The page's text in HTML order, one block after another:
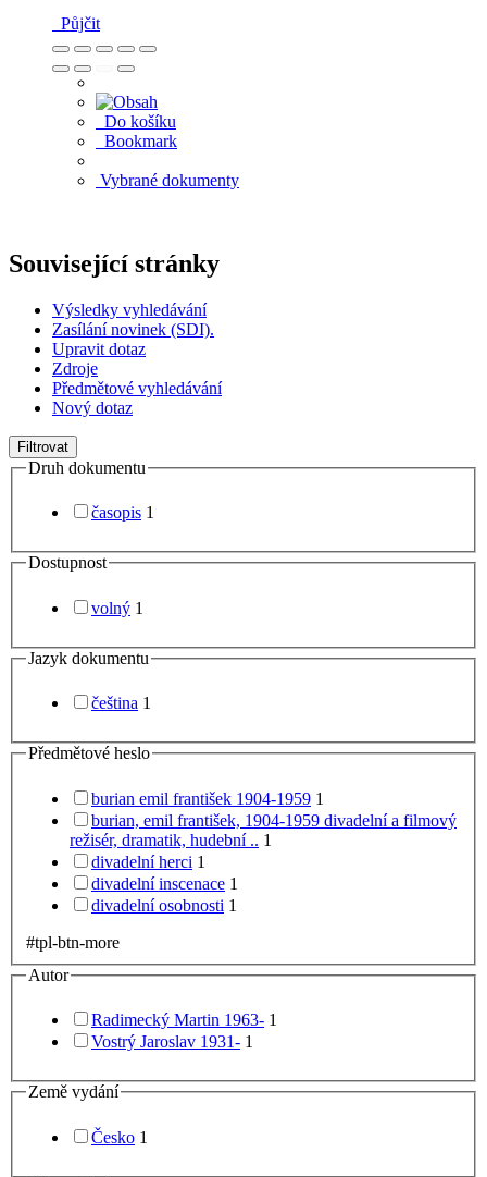
Půjčit
Do košíku
Bookmark
Vybrané dokumenty
Související stránky
Výsledky vyhledávání
Zasílání novinek (SDI).
Upravit dotaz
Zdroje
Předmětové vyhledávání
Nový dotaz
Filtrovat
Druh dokumentu
časopis 1
Dostupnost
volný 1
Jazyk dokumentu
čeština 1
Předmětové heslo
burian emil františek 1904-1959 1
burian, emil františek, 1904-1959 divadelní a filmový
režisér, dramatik, hudební .. 1
divadelní herci 1
divadelní inscenace 1
divadelní osobnosti 1
#tpl-btn-more
Autor
Radimecký Martin 1963- 1
Vostrý Jaroslav 1931- 1
Země vydání
Česko 1